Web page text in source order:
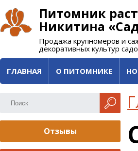
Питомник
Никитина
Продажа крупномеров и
декоративных культур
ГЛАВНАЯ О ПИТОМНИКЕ
Отзывы